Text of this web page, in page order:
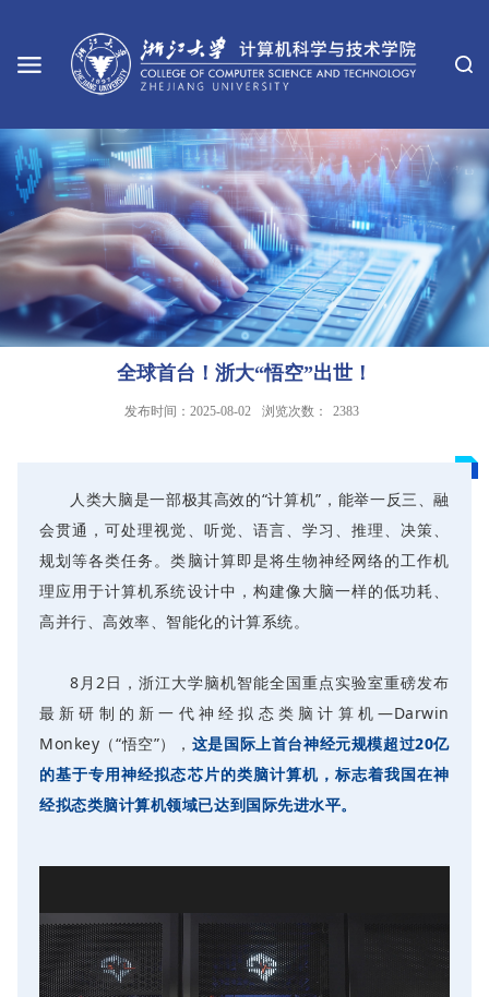
全球首台！浙大“悟空”出世！
发布时间：2025-08-02 浏览次数： 2383
人类大脑是一部极其高效的“计算机”，能举一反三、融
会贯通，可处理视觉、听觉、语言、学习、推理、决策、
规划等各类任务。类脑计算即是将生物神经网络的工作机
理应用于计算机系统设计中，构建像大脑一样的低功耗、
高并行、高效率、智能化的计算系统。
8月2日，浙江大学脑机智能全国重点实验室重磅发布
最新研制的新一代神经拟态类脑计算机—Darwin
Monkey（“悟空”）， 这是国际上首台神经元规模超过20亿
的基于专用神经拟态芯片的类脑计算机，标志着我国在神
经拟态类脑计算机领域已达到国际先进水平。